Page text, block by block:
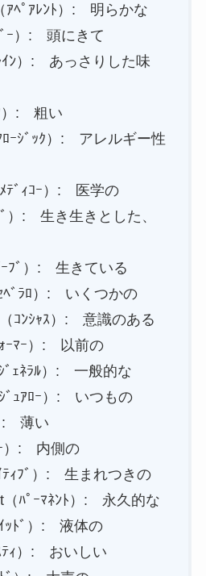
ﾍﾟｱﾚﾝﾄ）: 明らかな
ｰ）: 頭にきて
ﾝ）: あっさりした味
: 粗い
ｼﾞｯｸ）: アレルギー性
ﾞｨｺｰ）: 医学の
: 生き生きとした、
ﾞ）: 生きている
ﾞﾗﾛ）: いくつかの
ｺﾝｼｬｽ）: 意識のある
ﾏｰ）: 以前の
ｪﾈﾗﾙ）: 一般的な
ｭｱﾛｰ）: いつもの
: 薄い
）: 内側の
ｨﾌﾞ）: 生まれつきの
ﾊﾟｰﾏﾈﾝﾄ）: 永久的な
ｯﾄﾞ）: 液体の
ｨ）: おいしい